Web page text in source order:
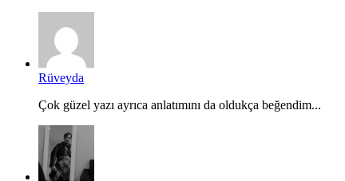
Rüveyda
Çok güzel yazı ayrıca anlatımını da oldukça beğendim...